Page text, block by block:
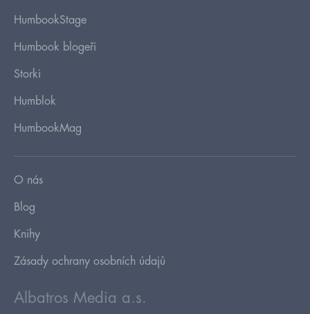
HumbookStage
Humbook blogeři
Storki
Humblok
HumbookMag
O nás
Blog
Knihy
Zásady ochrany osobních údajů
Albatros Media a.s.